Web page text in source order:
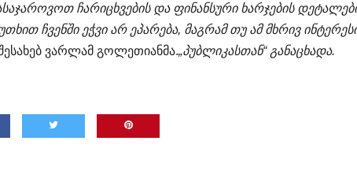
ჩარიცხვების და ფინანსური ხარჯების
ჩვენში ეჭვი არ ეპარება, მაგრამ თუ ამ მხრივ
ვარლამ გოლეთიანმა.„პუბლიკასთან“ განაცხადა.